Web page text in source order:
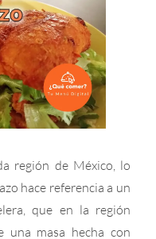
región de México, lo
hace referencia a un
que en la región
una masa hecha con